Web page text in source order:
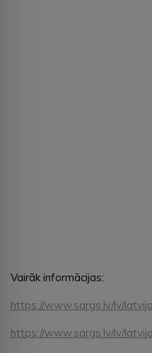
Vairāk informācijas:
https://www.sargs.lv/lv/
https://www.sargs.lv/lv/